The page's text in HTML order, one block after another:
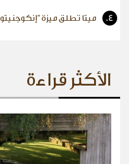
4. ميتا تطلق ميزة
الأكثر قراءة